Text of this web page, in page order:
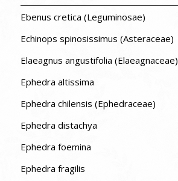
Ebenus cretica (Leguminosae)
Echinops spinosissimus (Asteraceae)
Elaeagnus angustifolia (Elaeagnaceae)
Ephedra altissima
Ephedra chilensis (Ephedraceae)
Ephedra distachya
Ephedra foemina
Ephedra fragilis